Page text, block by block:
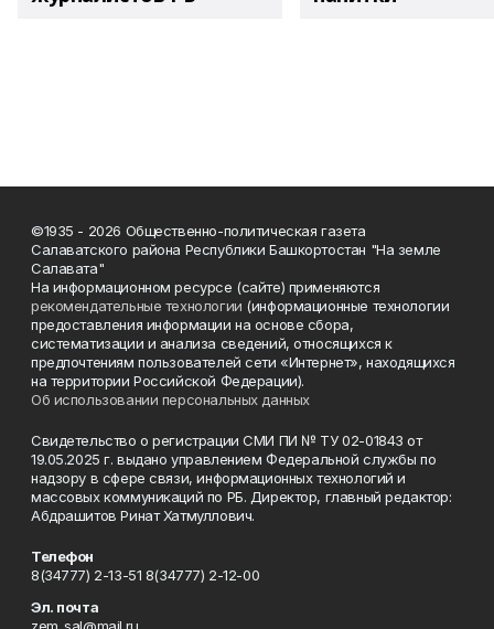
©1935 - 2026 Общественно-политическая газета
Салаватского района Республики Башкортостан "На земле
Салавата"
На информационном ресурсе (сайте) применяются
рекомендательные технологии (информационные технологии
предоставления информации на основе сбора,
систематизации и анализа сведений, относящихся к
предпочтениям пользователей сети «Интернет», находящихся
на территории Российской Федерации).
Об использовании персональных данных
Свидетельство о регистрации СМИ ПИ № ТУ 02-01843 от
19.05.2025 г. выдано управлением Федеральной службы по
надзору в сфере связи, информационных технологий и
массовых коммуникаций по РБ. Директор, главный редактор:
Абдрашитов Ринат Хатмуллович.
Телефон
8(34777) 2-13-51 8(34777) 2-12-00
Эл. почта
zem_sal@mail.ru